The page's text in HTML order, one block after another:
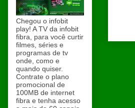
Chegou o infobit
play! A TV da infobit
fibra, para você curtir
filmes, séries e
programas de tv
onde, como e
quando quiser.
Contrate o plano
promocional de
100MB de internet
fibra e tenha acesso